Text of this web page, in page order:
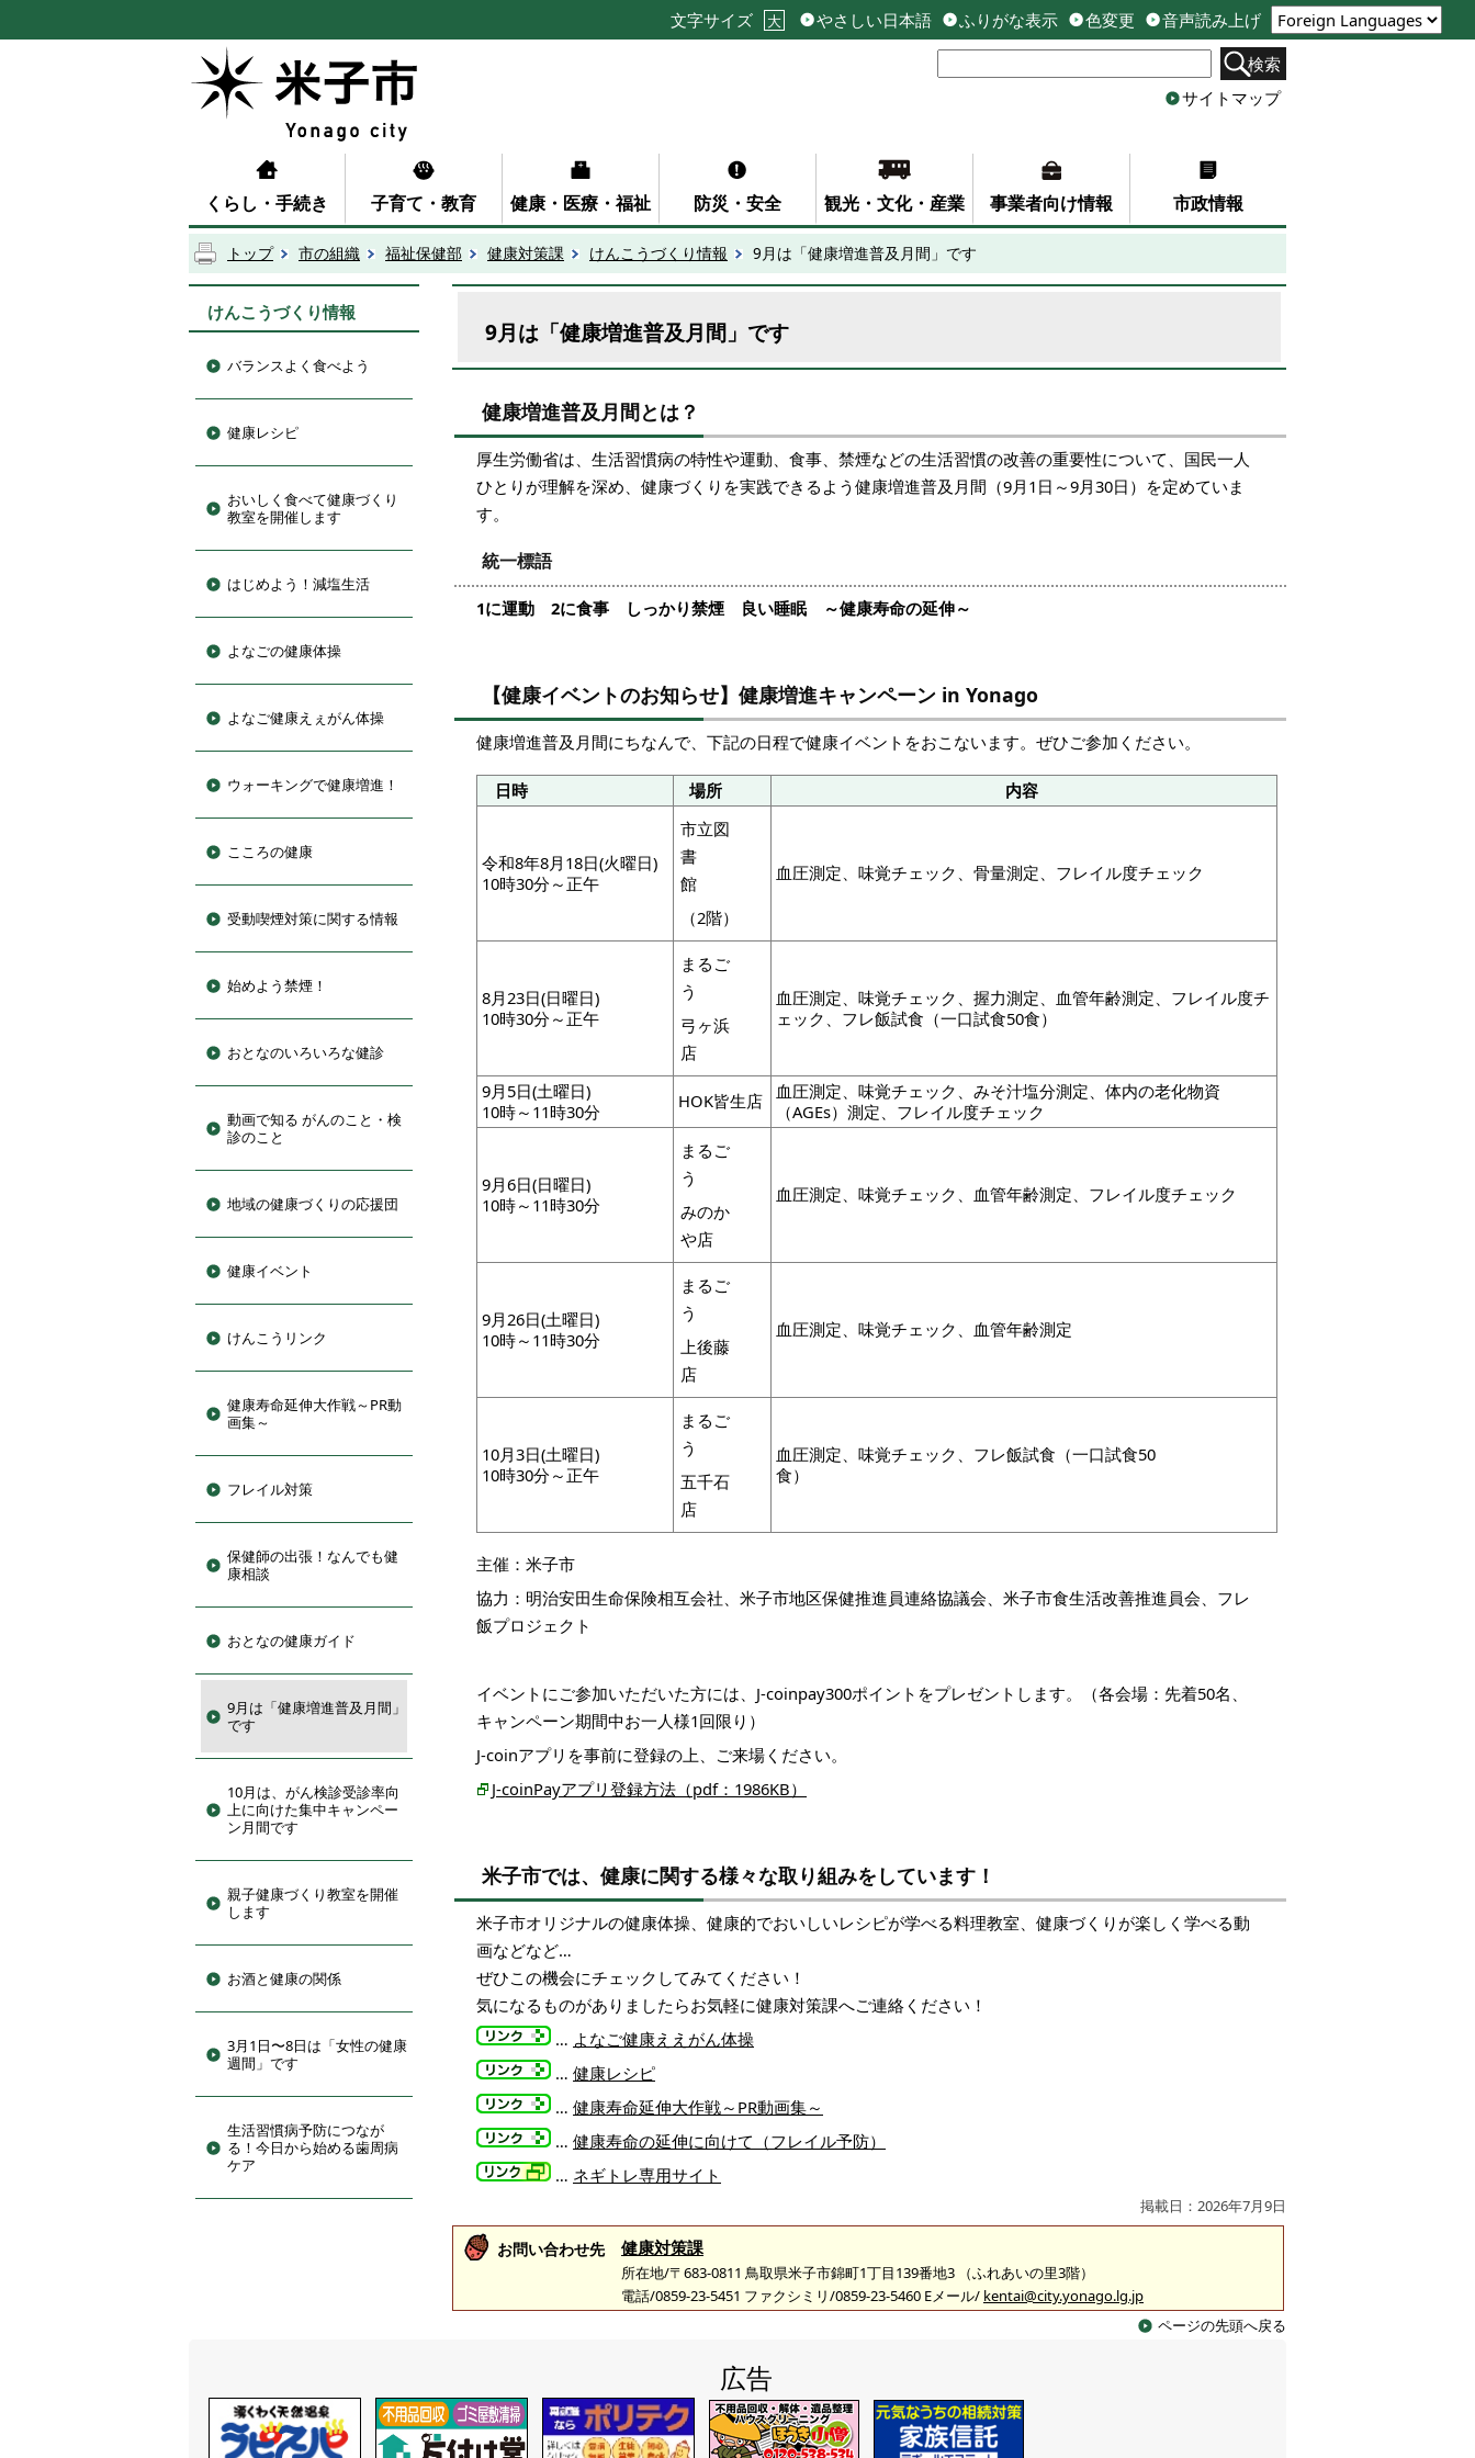
文字サイズ 大 やさしい日本語 ふりがな表示 色変更
音声読み上げ
検索
サイトマップ
くらし・手続き 子育て・教育 健康・医療・福祉 防災・安全 観光・文化・産業 事業者向け情報 市政情報
トップ 市の組織 福祉保健部 健康対策課 けんこうづくり情報 9月は「健康増進普及月間」です
けんこうづくり情報
バランスよく食べよう
健康レシピ
おいしく食べて健康づくり
教室を開催します
はじめよう！減塩生活
よなごの健康体操
よなご健康えぇがん体操
ウォーキングで健康増進！
こころの健康
受動喫煙対策に関する情報
始めよう禁煙！
おとなのいろいろな健診
動画で知る がんのこと・検
診のこと
地域の健康づくりの応援団
健康イベント
けんこうリンク
健康寿命延伸大作戦～PR動
画集～
フレイル対策
保健師の出張！なんでも健
康相談
おとなの健康ガイド
9月は「健康増進普及月間」
です
10月は、がん検診受診率向
上に向けた集中キャンペー
ン月間です
親子健康づくり教室を開催
します
お酒と健康の関係
3月1日〜8日は「女性の健康
週間」です
生活習慣病予防につなが
る！今日から始める歯周病
ケア
9月は「健康増進普及月間」です
健康増進普及月間とは？
厚生労働省は、生活習慣病の特性や運動、食事、禁煙などの生活習慣の改善の重要性について、国民一人
ひとりが理解を深め、健康づくりを実践できるよう健康増進普及月間（9月1日～9月30日）を定めていま
す。
統一標語
1に運動 2に食事 しっかり禁煙 良い睡眠 ～健康寿命の延伸～
【健康イベントのお知らせ】健康増進キャンペーン in Yonago
健康増進普及月間にちなんで、下記の日程で健康イベントをおこないます。ぜひご参加ください。
日時 場所 内容
令和8年8月18日(火曜日)
10時30分～正午
市立図
書
館
（2階）
血圧測定、味覚チェック、骨量測定、フレイル度チェック
8月23日(日曜日)
10時30分～正午
まるご
う
弓ヶ浜
店
血圧測定、味覚チェック、握力測定、血管年齢測定、フレイル度チ
ェック、フレ飯試食（一口試食50食）
9月5日(土曜日)
10時～11時30分
HOK皆生店
血圧測定、味覚チェック、みそ汁塩分測定、体内の老化物資
（AGEs）測定、フレイル度チェック
9月6日(日曜日)
10時～11時30分
まるご
う
みのか
や店
血圧測定、味覚チェック、血管年齢測定、フレイル度チェック
9月26日(土曜日)
10時～11時30分
まるご
う
上後藤
店
血圧測定、味覚チェック、血管年齢測定
10月3日(土曜日)
10時30分～正午
まるご
う
五千石
店
血圧測定、味覚チェック、フレ飯試食（一口試食50
食）
主催：米子市
協力：明治安田生命保険相互会社、米子市地区保健推進員連絡協議会、米子市食生活改善推進員会、フレ
飯プロジェクト
イベントにご参加いただいた方には、J-coinpay300ポイントをプレゼントします。（各会場：先着50名、
キャンペーン期間中お一人様1回限り）
J-coinアプリを事前に登録の上、ご来場ください。
J-coinPayアプリ登録方法（pdf：1986KB）
米子市では、健康に関する様々な取り組みをしています！
米子市オリジナルの健康体操、健康的でおいしいレシピが学べる料理教室、健康づくりが楽しく学べる動
画などなど…
ぜひこの機会にチェックしてみてください！
気になるものがありましたらお気軽に健康対策課へご連絡ください！
… よなご健康ええがん体操
… 健康レシピ
… 健康寿命延伸大作戦～PR動画集～
… 健康寿命の延伸に向けて （フレイル予防）
… ネギトレ専用サイト
掲載日：2026年7月9日
お問い合わせ先 健康対策課
所在地/〒683-0811 鳥取県米子市錦町1丁目139番地3 （ふれあいの里3階）
電話/0859-23-5451 ファクシミリ/0859-23-5460 Eメール/ kentai@city.yonago.lg.jp
ページの先頭へ戻る
広告